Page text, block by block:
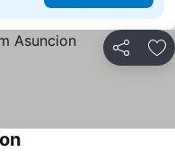
Compartir